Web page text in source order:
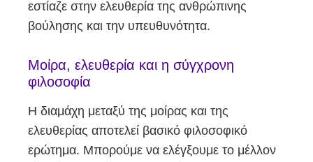
εστίαζε στην ελευθερία της ανθρώπινης
βούλησης και την υπευθυνότητα.
Μοίρα, ελευθερία και η σύγχρονη
φιλοσοφία
Η διαμάχη μεταξύ της μοίρας και της
ελευθερίας αποτελεί βασικό φιλοσοφικό
ερώτημα. Μπορούμε να ελέγξουμε το μέλλον